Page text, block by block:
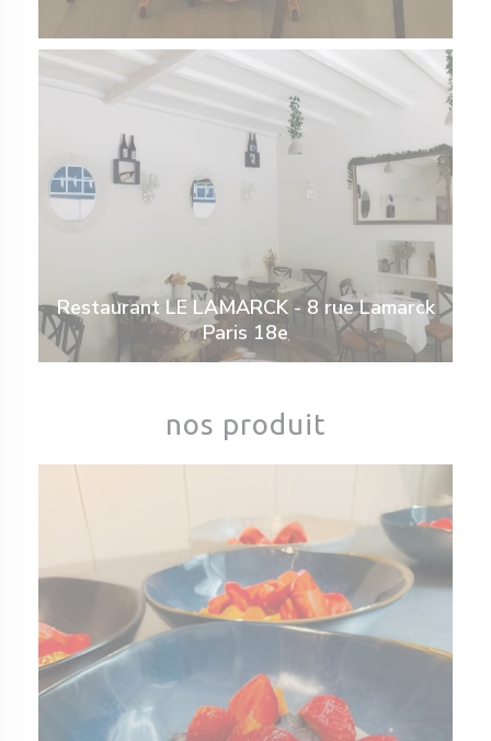
Restaurant LE LAMARCK - 8 rue Lamarck
Paris 18e
nos produit